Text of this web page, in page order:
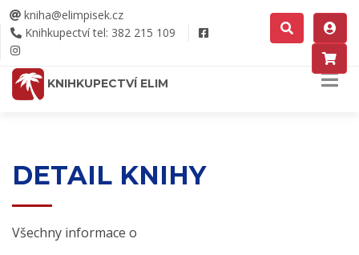
kniha@elimpisek.cz
Knihkupectví tel: 382 215 109
KNIHKUPECTVÍ ELIM
DETAIL KNIHY
Všechny informace o